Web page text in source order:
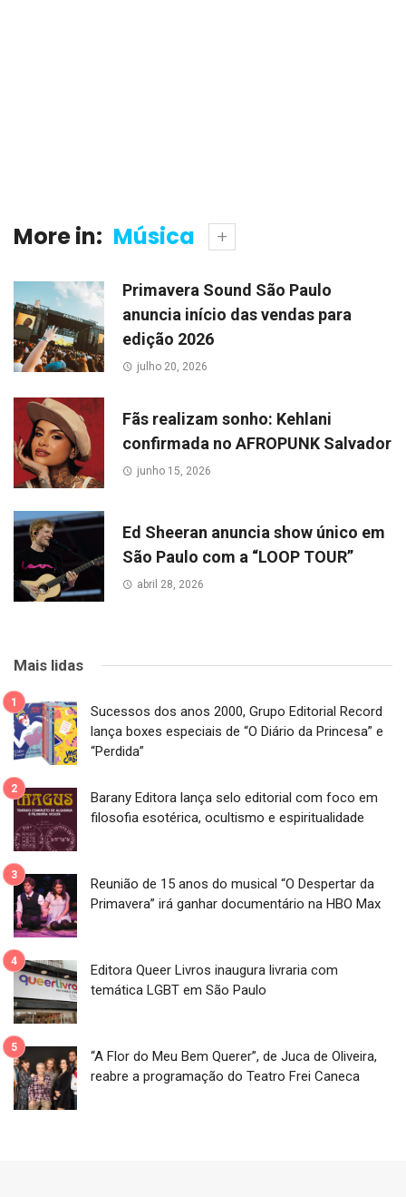
More in: Música
Primavera Sound São Paulo
anuncia início das vendas para
edição 2026
julho 20, 2026
Fãs realizam sonho: Kehlani
confirmada no AFROPUNK Salvador
junho 15, 2026
Ed Sheeran anuncia show único em
São Paulo com a “LOOP TOUR”
abril 28, 2026
Mais lidas
Sucessos dos anos 2000, Grupo Editorial Record
lança boxes especiais de “O Diário da Princesa” e
“Perdida”
Barany Editora lança selo editorial com foco em
filosofia esotérica, ocultismo e espiritualidade
Reunião de 15 anos do musical “O Despertar da
Primavera” irá ganhar documentário na HBO Max
Editora Queer Livros inaugura livraria com
temática LGBT em São Paulo
“A Flor do Meu Bem Querer”, de Juca de Oliveira,
reabre a programação do Teatro Frei Caneca